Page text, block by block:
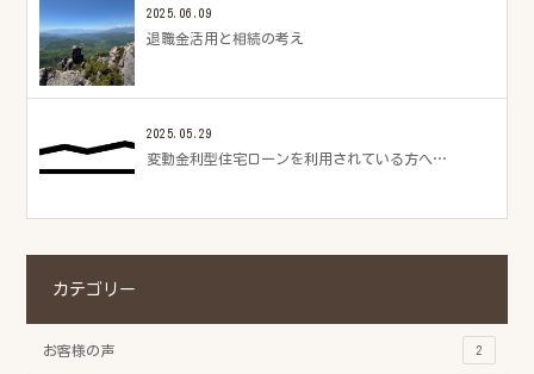
2025.06.09
退職金活用と相続の考え
2025.05.29
変動金利型住宅ローンを利用されている方へ…
カテゴリー
お客様の声 2